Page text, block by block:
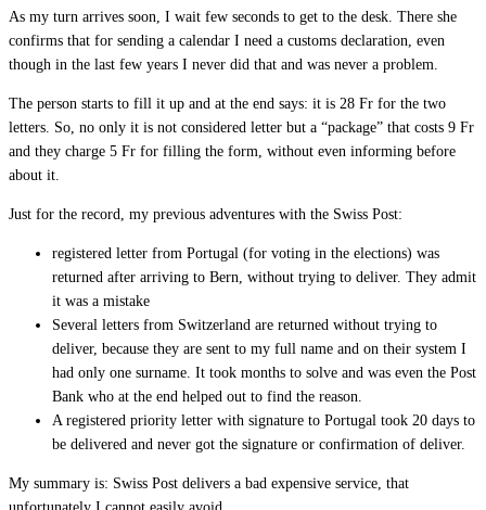
As my turn arrives soon, I wait few seconds to get to the desk. There she
confirms that for sending a calendar I need a customs declaration, even
though in the last few years I never did that and was never a problem.
The person starts to fill it up and at the end says: it is 28 Fr for the two
letters. So, no only it is not considered letter but a “package” that costs 9 Fr
and they charge 5 Fr for filling the form, without even informing before
about it.
Just for the record, my previous adventures with the Swiss Post:
registered letter from Portugal (for voting in the elections) was
returned after arriving to Bern, without trying to deliver. They admit
it was a mistake
Several letters from Switzerland are returned without trying to
deliver, because they are sent to my full name and on their system I
had only one surname. It took months to solve and was even the Post
Bank who at the end helped out to find the reason.
A registered priority letter with signature to Portugal took 20 days to
be delivered and never got the signature or confirmation of deliver.
My summary is: Swiss Post delivers a bad expensive service, that